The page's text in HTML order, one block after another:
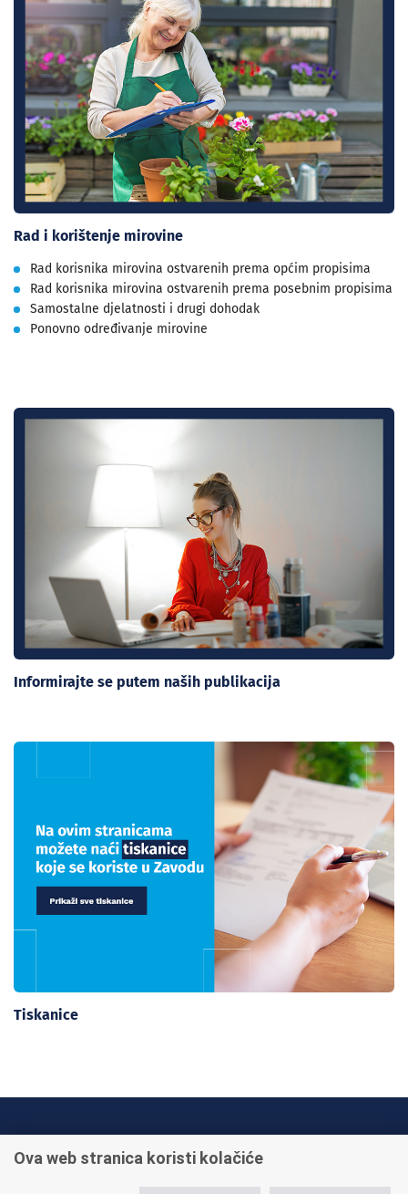
Rad i korištenje mirovine
Rad korisnika mirovina ostvarenih prema općim propisima
Rad korisnika mirovina ostvarenih prema posebnim propisima
Samostalne djelatnosti i drugi dohodak
Ponovno određivanje mirovine
Informirajte se putem naših publikacija
Tiskanice
+385 1 45 95 011
Ova web stranica koristi kolačiće